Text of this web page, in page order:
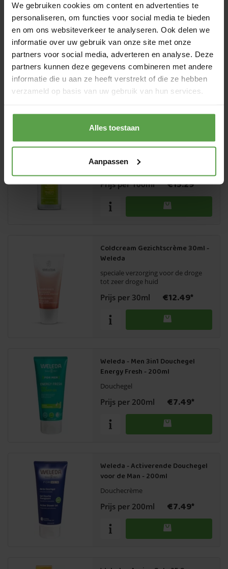
We gebruiken cookies om content en advertenties te
personaliseren, om functies voor social media te bieden
en om ons websiteverkeer te analyseren. Ook delen we
informatie over uw gebruik van onze site met onze
partners voor social media, adverteren en analyse. Deze
partners kunnen deze gegevens combineren met andere
informatie die u aan ze heeft verstrekt of die ze hebben
verzameld op basis van uw gebruik van hun services.
Alles toestaan
Aanpassen
Citrus Bodylotion 200ml - Weleda
verkoelt en hydrateert
Prijs per 200ml €14.99*
Citrus Deodorant 100ml - Weleda
bevat pure etherische oliën van
citroen en sinaasappel
Prijs per 100ml €15.29*
Coldcream Gezichtscrème 30ml -
Weleda
speciale verzorging voor de droge
tot zeer droge huid
Prijs per 30ml €12.49*
Weleda - Men 3in1 Douchegel
Energy Fresh - 200ml
Douchegel
Prijs per 200ml €7.49*
Weleda - Activerende Douchegel
voor de Man - 200ml
Douchecrème
Prijs per 200ml €7.49*